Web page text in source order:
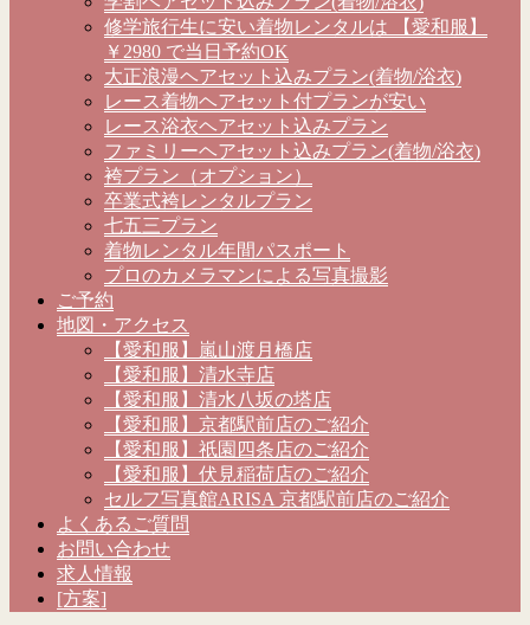
修学旅行生に安い着物レンタルは 【愛和服】
￥2980 で当日予約OK
大正浪漫ヘアセット込みプラン(着物/浴衣)
レース着物ヘアセット付プランが安い
レース浴衣ヘアセット込みプラン
ファミリーヘアセット込みプラン(着物/浴衣)
袴プラン（オプション）
卒業式袴レンタルプラン
七五三プラン
着物レンタル年間パスポート
プロのカメラマンによる写真撮影
ご予約
地図・アクセス
【愛和服】嵐山渡月橋店
【愛和服】清水寺店
【愛和服】清水八坂の塔店
【愛和服】京都駅前店のご紹介
【愛和服】祇園四条店のご紹介
【愛和服】伏見稲荷店のご紹介
セルフ写真館ARISA 京都駅前店のご紹介
よくあるご質問
お問い合わせ
求人情報
[方案]